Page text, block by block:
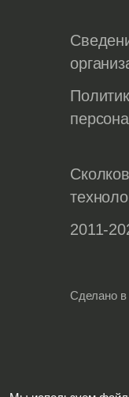
2011-
Сделано в